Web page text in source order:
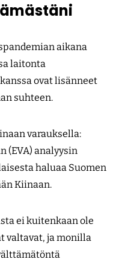
aikana
laitonta
ovat lisänneet
suhteen.
varauksella:
(EVA) analyysin
haluaa Suomen
Kiinaan.
ei kuitenkaan ole
valtavat, ja monilla